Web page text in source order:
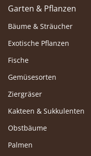
Garten & Pflanzen
Bäume & Sträucher
Exotische Pflanzen
Fische
Gemüsesorten
Ziergräser
Kakteen & Sukkulenten
Obstbäume
Palmen